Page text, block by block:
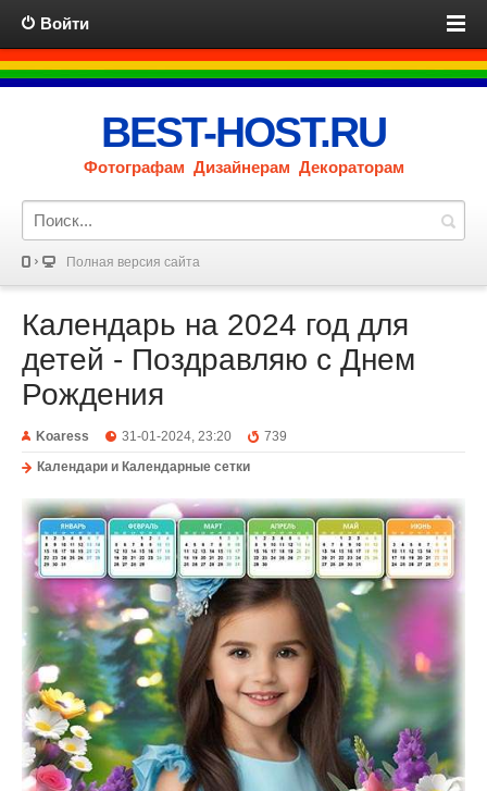
Войти
BEST-HOST.RU
Фотографам Дизайнерам Декораторам
Полная версия сайта
Календарь на 2024 год для
детей - Поздравляю с Днем
Рождения
Koaress 31-01-2024, 23:20
739
Календари и Календарные сетки